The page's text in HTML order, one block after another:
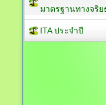
มาตรฐานทางจริย
ITA ประจำปี